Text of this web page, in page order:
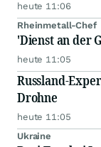
heute 11:06
Rheinmetall-Chef
'Dienst an der
heute 11:05
Russland-
Drohne
heute 11:05
Ukraine